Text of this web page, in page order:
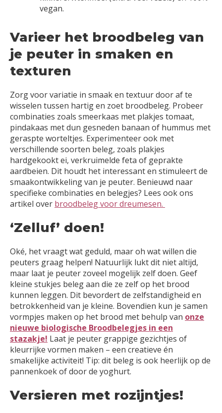
vegan.
Varieer het broodbeleg van
je peuter in smaken en
texturen
Zorg voor variatie in smaak en textuur door af te
wisselen tussen hartig en zoet broodbeleg. Probeer
combinaties zoals smeerkaas met plakjes tomaat,
pindakaas met dun gesneden banaan of hummus met
geraspte worteltjes. Experimenteer ook met
verschillende soorten beleg, zoals plakjes
hardgekookt ei, verkruimelde feta of geprakte
aardbeien. Dit houdt het interessant en stimuleert de
smaakontwikkeling van je peuter. Benieuwd naar
specifieke combinaties en belegjes? Lees ook ons
artikel over broodbeleg voor dreumesen.
‘Zelluf’ doen!
Oké, het vraagt wat geduld, maar oh wat willen die
peuters graag helpen! Natuurlijk lukt dit niet altijd,
maar laat je peuter zoveel mogelijk zelf doen. Geef
kleine stukjes beleg aan die ze zelf op het brood
kunnen leggen. Dit bevordert de zelfstandigheid en
betrokkenheid van je kleine. Bovendien kun je samen
vormpjes maken op het brood met behulp van onze
nieuwe biologische Broodbelegjes in een
stazakje! Laat je peuter grappige gezichtjes of
kleurrijke vormen maken – een creatieve én
smakelijke activiteit! Tip: dit beleg is ook heerlijk op de
pannenkoek of door de yoghurt.
Versieren met rozijntjes!